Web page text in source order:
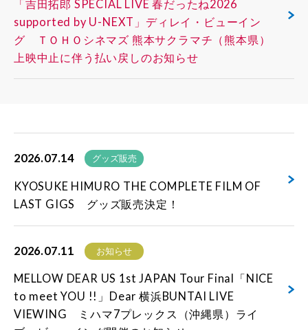
「吉田拓郎 SPECIAL LIVE 春だったね2026
supported by U-NEXT」ディレイ・ビューイン
グ ＴＯＨＯシネマズ 熊本サクラマチ（熊本県）
上映中止に伴う払い戻しのお知らせ
2026.07.14 グッズ販売
KYOSUKE HIMURO THE COMPLETE FILM OF
LAST GIGS グッズ販売決定！
2026.07.11 お知らせ
MELLOW DEAR US 1st JAPAN Tour Final「NICE
to meet YOU !!」Dear 横浜BUNTAI LIVE
VIEWING ミハマ7プレックス（沖縄県）ライ